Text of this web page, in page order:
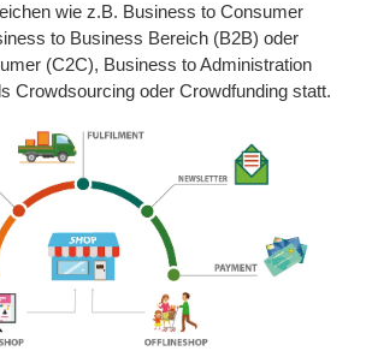
wie z.B. Business to Consumer
to Business Bereich (B2B) oder
(C2C), Business to Administration
Crowdsourcing oder Crowdfunding statt.